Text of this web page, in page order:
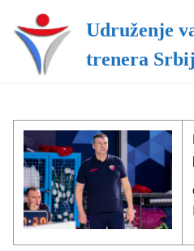
Udruženje
trenera
Home/ Aleksandar Filipović
Aleksandar